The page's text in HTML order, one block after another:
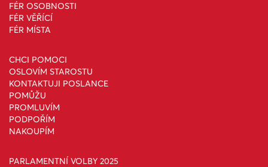
FÉR OSOBNOSTI
FÉR VĚŘÍCÍ
FÉR MÍSTA
CHCI POMOCI
OSLOVÍM STAROSTU
KONTAKTUJI POSLANCE
POMŮŽU
PROMLUVÍM
PODPOŘÍM
NAKOUPÍM
PARLAMENTNÍ VOLBY 2025